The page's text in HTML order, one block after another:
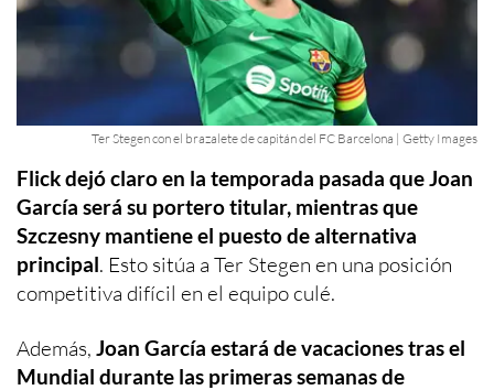
Ter Stegen con el brazalete de capitán del FC Barcelona | Getty Images
Flick dejó claro en la temporada pasada que Joan
García será su portero titular, mientras que
Szczesny mantiene el puesto de alternativa
principal. Esto sitúa a Ter Stegen en una posición
competitiva difícil en el equipo culé.
Además, Joan García estará de vacaciones tras el
Mundial durante las primeras semanas de